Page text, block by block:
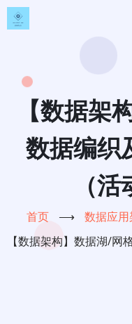
跳
转
【数据架
数据编织
（
首页 ⟶ 数据应用
【数据架构】数据湖/网